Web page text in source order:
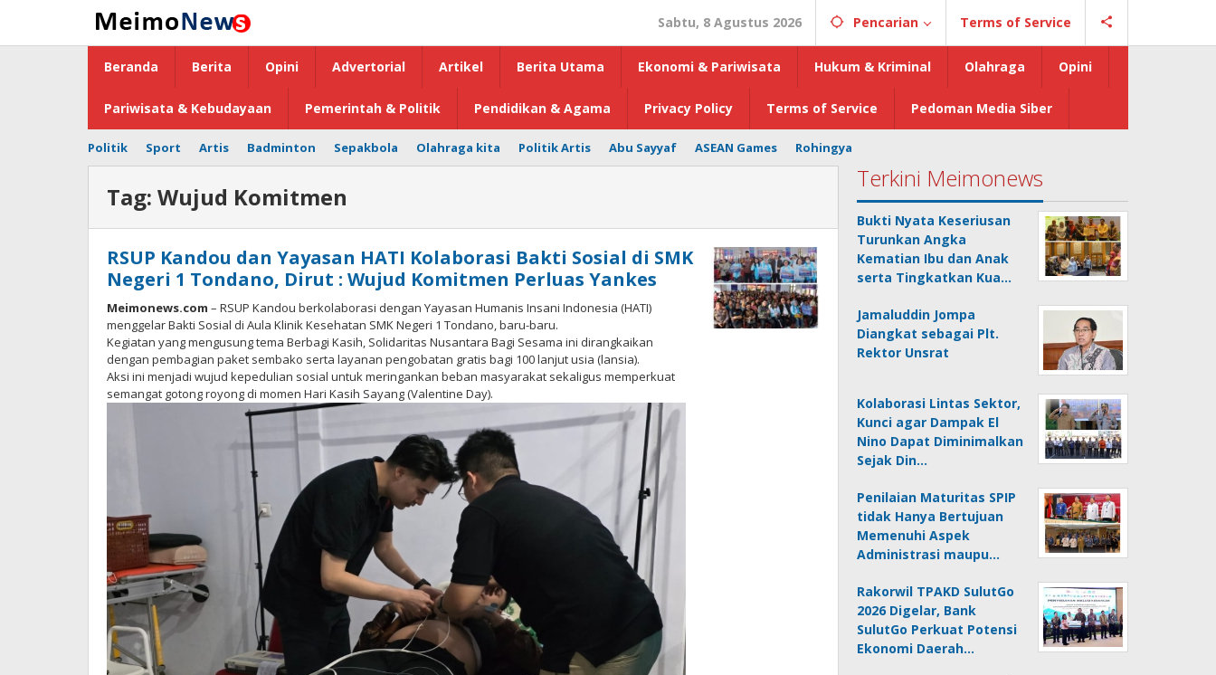
konten
Sabtu, 8 Agustus 2026 Pencarian Terms of Service
Beranda Berita Opini Advertorial Artikel Berita Utama Ekonomi & Pariwisata Hukum & Kriminal Olahraga Opini
Pariwisata & Kebudayaan Pemerintah & Politik Pendidikan & Agama Privacy Policy Terms of Service Pedoman Media Siber
Politik Sport Artis Badminton Sepakbola Olahraga kita Politik Artis Abu Sayyaf ASEAN Games Rohingya
Tag: Wujud Komitmen
RSUP Kandou dan Yayasan HATI Kolaborasi Bakti Sosial di SMK
Negeri 1 Tondano, Dirut : Wujud Komitmen Perluas Yankes
Meimonews.com – RSUP Kandou berkolaborasi dengan Yayasan Humanis Insani Indonesia (HATI)
menggelar Bakti Sosial di Aula Klinik Kesehatan SMK Negeri 1 Tondano, baru-baru.
Kegiatan yang mengusung tema Berbagi Kasih, Solidaritas Nusantara Bagi Sesama ini dirangkaikan
dengan pembagian paket sembako serta layanan pengobatan gratis bagi 100 lanjut usia (lansia).
Aksi ini menjadi wujud kepedulian sosial untuk meringankan beban masyarakat sekaligus memperkuat
semangat gotong royong di momen Hari Kasih Sayang (Valentine Day).
Terkini Meimonews
Bukti Nyata Keseriusan
Turunkan Angka
Kematian Ibu dan Anak
serta Tingkatkan Kua…
Jamaluddin Jompa
Diangkat sebagai Plt.
Rektor Unsrat
Kolaborasi Lintas Sektor,
Kunci agar Dampak El
Nino Dapat Diminimalkan
Sejak Din…
Penilaian Maturitas SPIP
tidak Hanya Bertujuan
Memenuhi Aspek
Administrasi maupu…
Rakorwil TPAKD SulutGo
2026 Digelar, Bank
SulutGo Perkuat Potensi
Ekonomi Daerah…